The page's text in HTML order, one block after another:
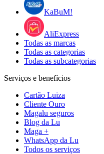
KaBuM!
AliExpress
Todas as marcas
Todas as categorias
Todas as subcategorias
Serviços e benefícios
Cartão Luiza
Cliente Ouro
Magalu seguros
Blog da Lu
Maga +
WhatsApp da Lu
Todos os serviços